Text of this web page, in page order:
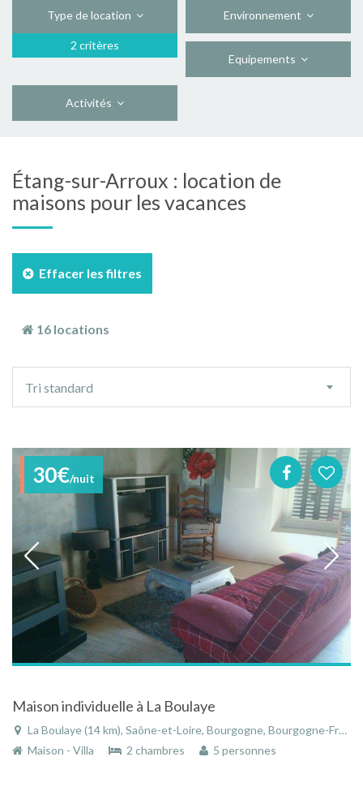
Type de location
2 critères
Environnement
Equipements
Activités
Étang-sur-Arroux : location de
maisons pour les vacances
Effacer les filtres
16 locations
tri
Tri standard
30€/nuit
Maison individuelle à La Boulaye
La Boulaye (14 km), Saône-et-Loire, Bourgogne, Bourgogne-Franche-Comté, France
Maison - Villa
2 chambres 5 personnes